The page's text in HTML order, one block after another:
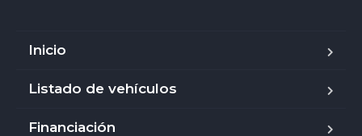
Inicio
Listado de vehículos
Financiación